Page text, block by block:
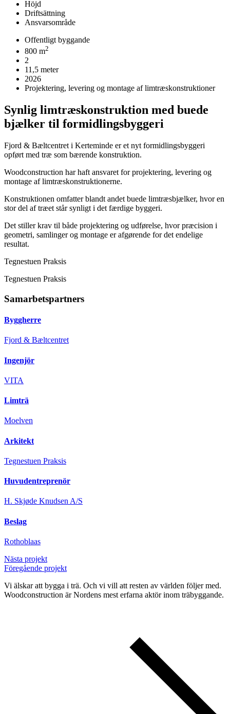
Höjd
Driftsättning
Ansvarsområde
Offentligt byggande
800 m2
2
11,5 meter
2026
Projektering, levering og montage af limtræskonstruktioner
Synlig limtræskonstruktion med buede
bjælker til formidlingsbyggeri
Fjord & Bæltcentret i Kerteminde er et nyt formidlingsbyggeri
opført med træ som bærende konstruktion.
Woodconstruction har haft ansvaret for projektering, levering og
montage af limtræskonstruktionerne.
Konstruktionen omfatter blandt andet buede limtræsbjælker, hvor en
stor del af træet står synligt i det færdige byggeri.
Det stiller krav til både projektering og udførelse, hvor præcision i
geometri, samlinger og montage er afgørende for det endelige
resultat.
Tegnestuen Praksis
Tegnestuen Praksis
Samarbetspartners
Byggherre
Fjord & Bæltcentret
Ingenjör
VITA
Limträ
Moelven
Arkitekt
Tegnestuen Praksis
Huvudentreprenör
H. Skjøde Knudsen A/S
Beslag
Rothoblaas
Nästa projekt
Föregående projekt
Vi älskar att bygga i trä. Och vi vill att resten av världen följer med.
Woodconstruction är Nordens mest erfarna aktör inom träbyggande.